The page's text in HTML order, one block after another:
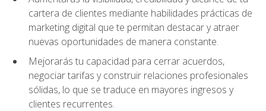
cartera de clientes mediante habilidades prácticas de
marketing digital que te permitan destacar y atraer
nuevas oportunidades de manera constante.
Mejorarás tu capacidad para cerrar acuerdos,
negociar tarifas y construir relaciones profesionales
sólidas, lo que se traduce en mayores ingresos y
clientes recurrentes.